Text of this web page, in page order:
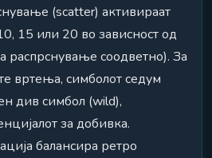
(scatter) активираат
15 или 20 во зависност од
распрснување соодветно). За
вртења, симболот седум
див симбол (wild),
за добивка.
балансира ретро